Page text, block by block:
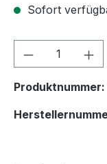
Sofort
Produkt
Produktnummer: